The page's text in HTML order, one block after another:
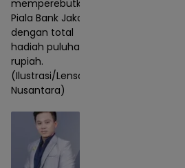
memperebutkan
Piala Bank Jakarta
dengan total
hadiah puluhan juta
rupiah.
(Ilustrasi/Lensa
Nusantara)